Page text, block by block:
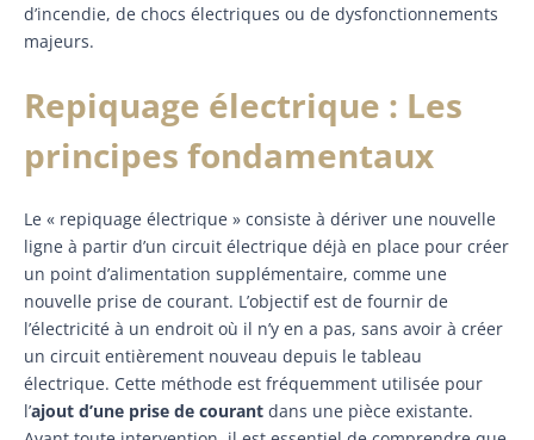
d’incendie, de chocs électriques ou de dysfonctionnements
majeurs.
Repiquage électrique : Les
principes fondamentaux
Le « repiquage électrique » consiste à dériver une nouvelle
ligne à partir d’un circuit électrique déjà en place pour créer
un point d’alimentation supplémentaire, comme une
nouvelle prise de courant. L’objectif est de fournir de
l’électricité à un endroit où il n’y en a pas, sans avoir à créer
un circuit entièrement nouveau depuis le tableau
électrique. Cette méthode est fréquemment utilisée pour
l’ajout d’une prise de courant dans une pièce existante.